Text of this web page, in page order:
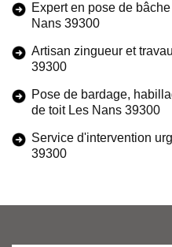
Expert en pose de
Nans 39300
Artisan zingueur et
39300
Pose de bardage,
de toit Les Nans 39300
Service d'intervention
39300